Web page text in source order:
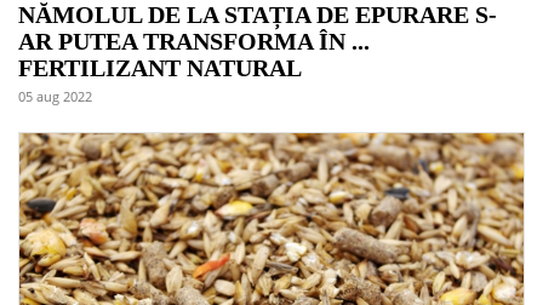
NĂMOLUL DE LA STAȚIA DE EPURARE S-
AR PUTEA TRANSFORMA ÎN ...
FERTILIZANT NATURAL
05 aug 2022